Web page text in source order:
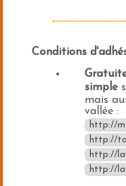
Conditions
simple
mais
vallée :
http://
http://
http://
http://